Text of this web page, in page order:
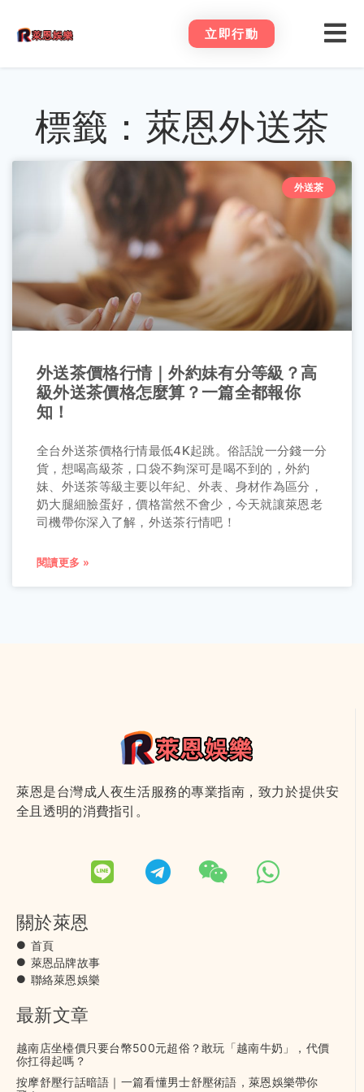
立即行動
標籤：萊恩外送茶
外送茶
外送茶價格行情｜外約妹有分等級？高
級外送茶價格怎麼算？一篇全都報你
知！
全台外送茶價格行情最低4K起跳。俗話說一分錢一分
貨，想喝高級茶，口袋不夠深可是喝不到的，外約
妹、外送茶等級主要以年紀、外表、身材作為區分，
奶大腿細臉蛋好，價格當然不會少，今天就讓萊恩老
司機帶你深入了解，外送茶行情吧！
閱讀更多 »
萊恩是台灣成人夜生活服務的專業指南，致力於提供安
全且透明的消費指引。
關於萊恩
首頁
萊恩品牌故事
聯絡萊恩娛樂
最新文章
越南店坐檯價只要台幣500元超俗？敢玩「越南牛奶」，代價
你扛得起嗎？
按摩舒壓行話暗語｜一篇看懂男士舒壓術語，萊恩娛樂帶你